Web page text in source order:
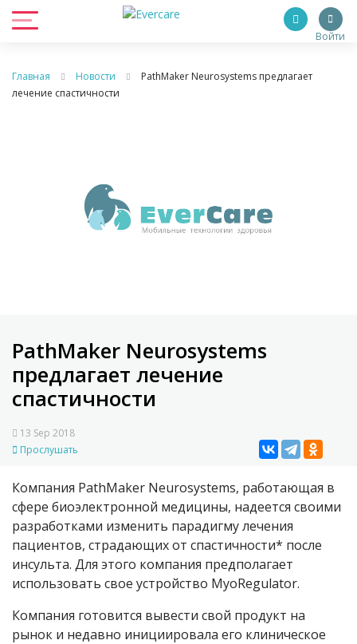
Войти
Главная Новости
PathMaker Neurosystems предлагает
лечение спастичности
PathMaker Neurosystems
предлагает лечение
спастичности
13 Sep 2018
Прослушать
Компания PathMaker Neurosystems, работающая в
сфере биоэлектронной медицины, надеется своими
разработками изменить парадигму лечения
пациентов, страдающих от спастичности* после
инсульта. Для этого компания предполагает
использовать свое устройство MyoRegulator.
Компания готовится вывести свой продукт на
рынок и недавно инициировала его клиническое